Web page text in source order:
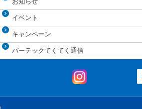
イベント
キャンペーン
バーテックてくてく通信